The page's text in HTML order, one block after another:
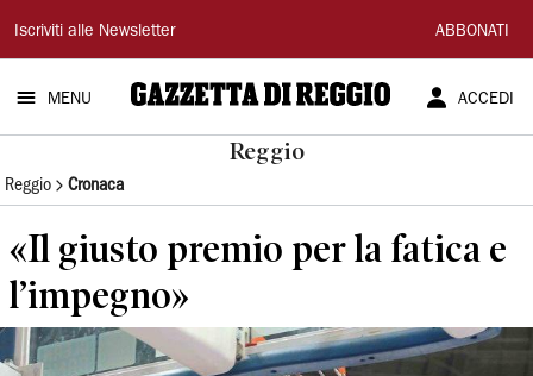
Gazzetta
di
Reggio
Iscriviti alle Newsletter ABBONATI
MENU ACCEDI
Reggio
Reggio Cronaca
«Il giusto premio per la fatica e
l’impegno»